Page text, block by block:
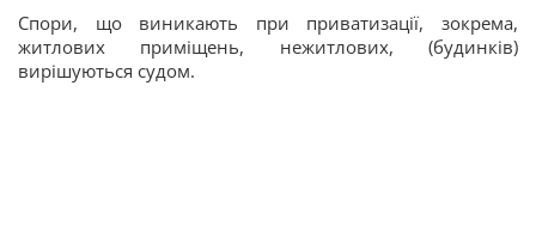
Спори, що виникають при приватизації, зокрема,
житлових приміщень, нежитлових, (будинків)
вирішуються судом.